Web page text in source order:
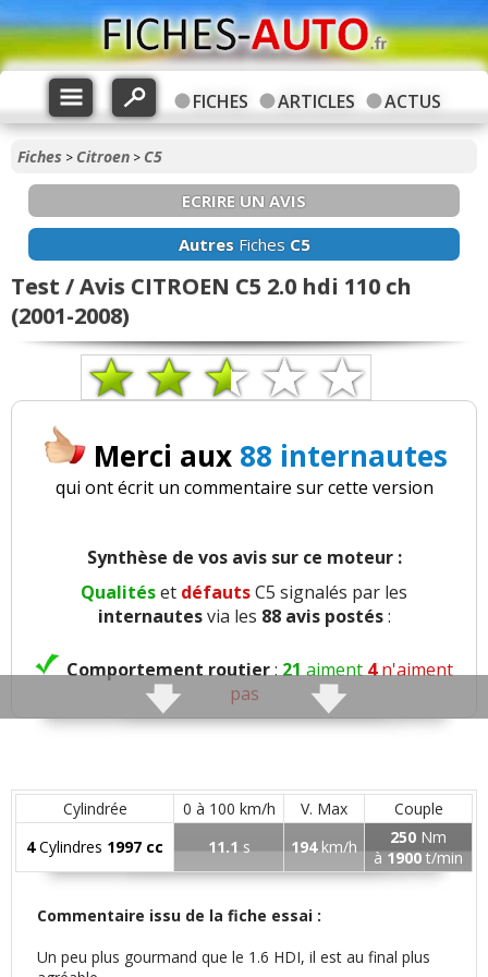
FICHES ARTICLES ACTUS
Fiches > Citroen > C5
ECRIRE UN AVIS
AutresFiches C5
Test / Avis CITROEN C5 2.0 hdi 110 ch
(2001-2008)
Merci aux 88 internautes
qui ont écrit un commentaire sur cette version
Synthèse de vos avis sur ce moteur :
Qualitéset défautsC5 signalés par les
internautesvia les 88 avis postés:
Comportement routier:21aiment4n'aiment
pas
Précision direction:1aime
Freinage:3aiment4n'aiment pas
Rayon de braquage:1n'aime pas
Agrément :4aiment 2n'aiment pas
Cylindrée 0 à 100 km/h V. Max
Couple
4Cylindres 1997 cc 11.1 s 194km/h 250 Nm
à1900t/min
Commentaire issu de la fiche essai :
Un peu plus gourmand que le 1.6 HDI, il est au final plus